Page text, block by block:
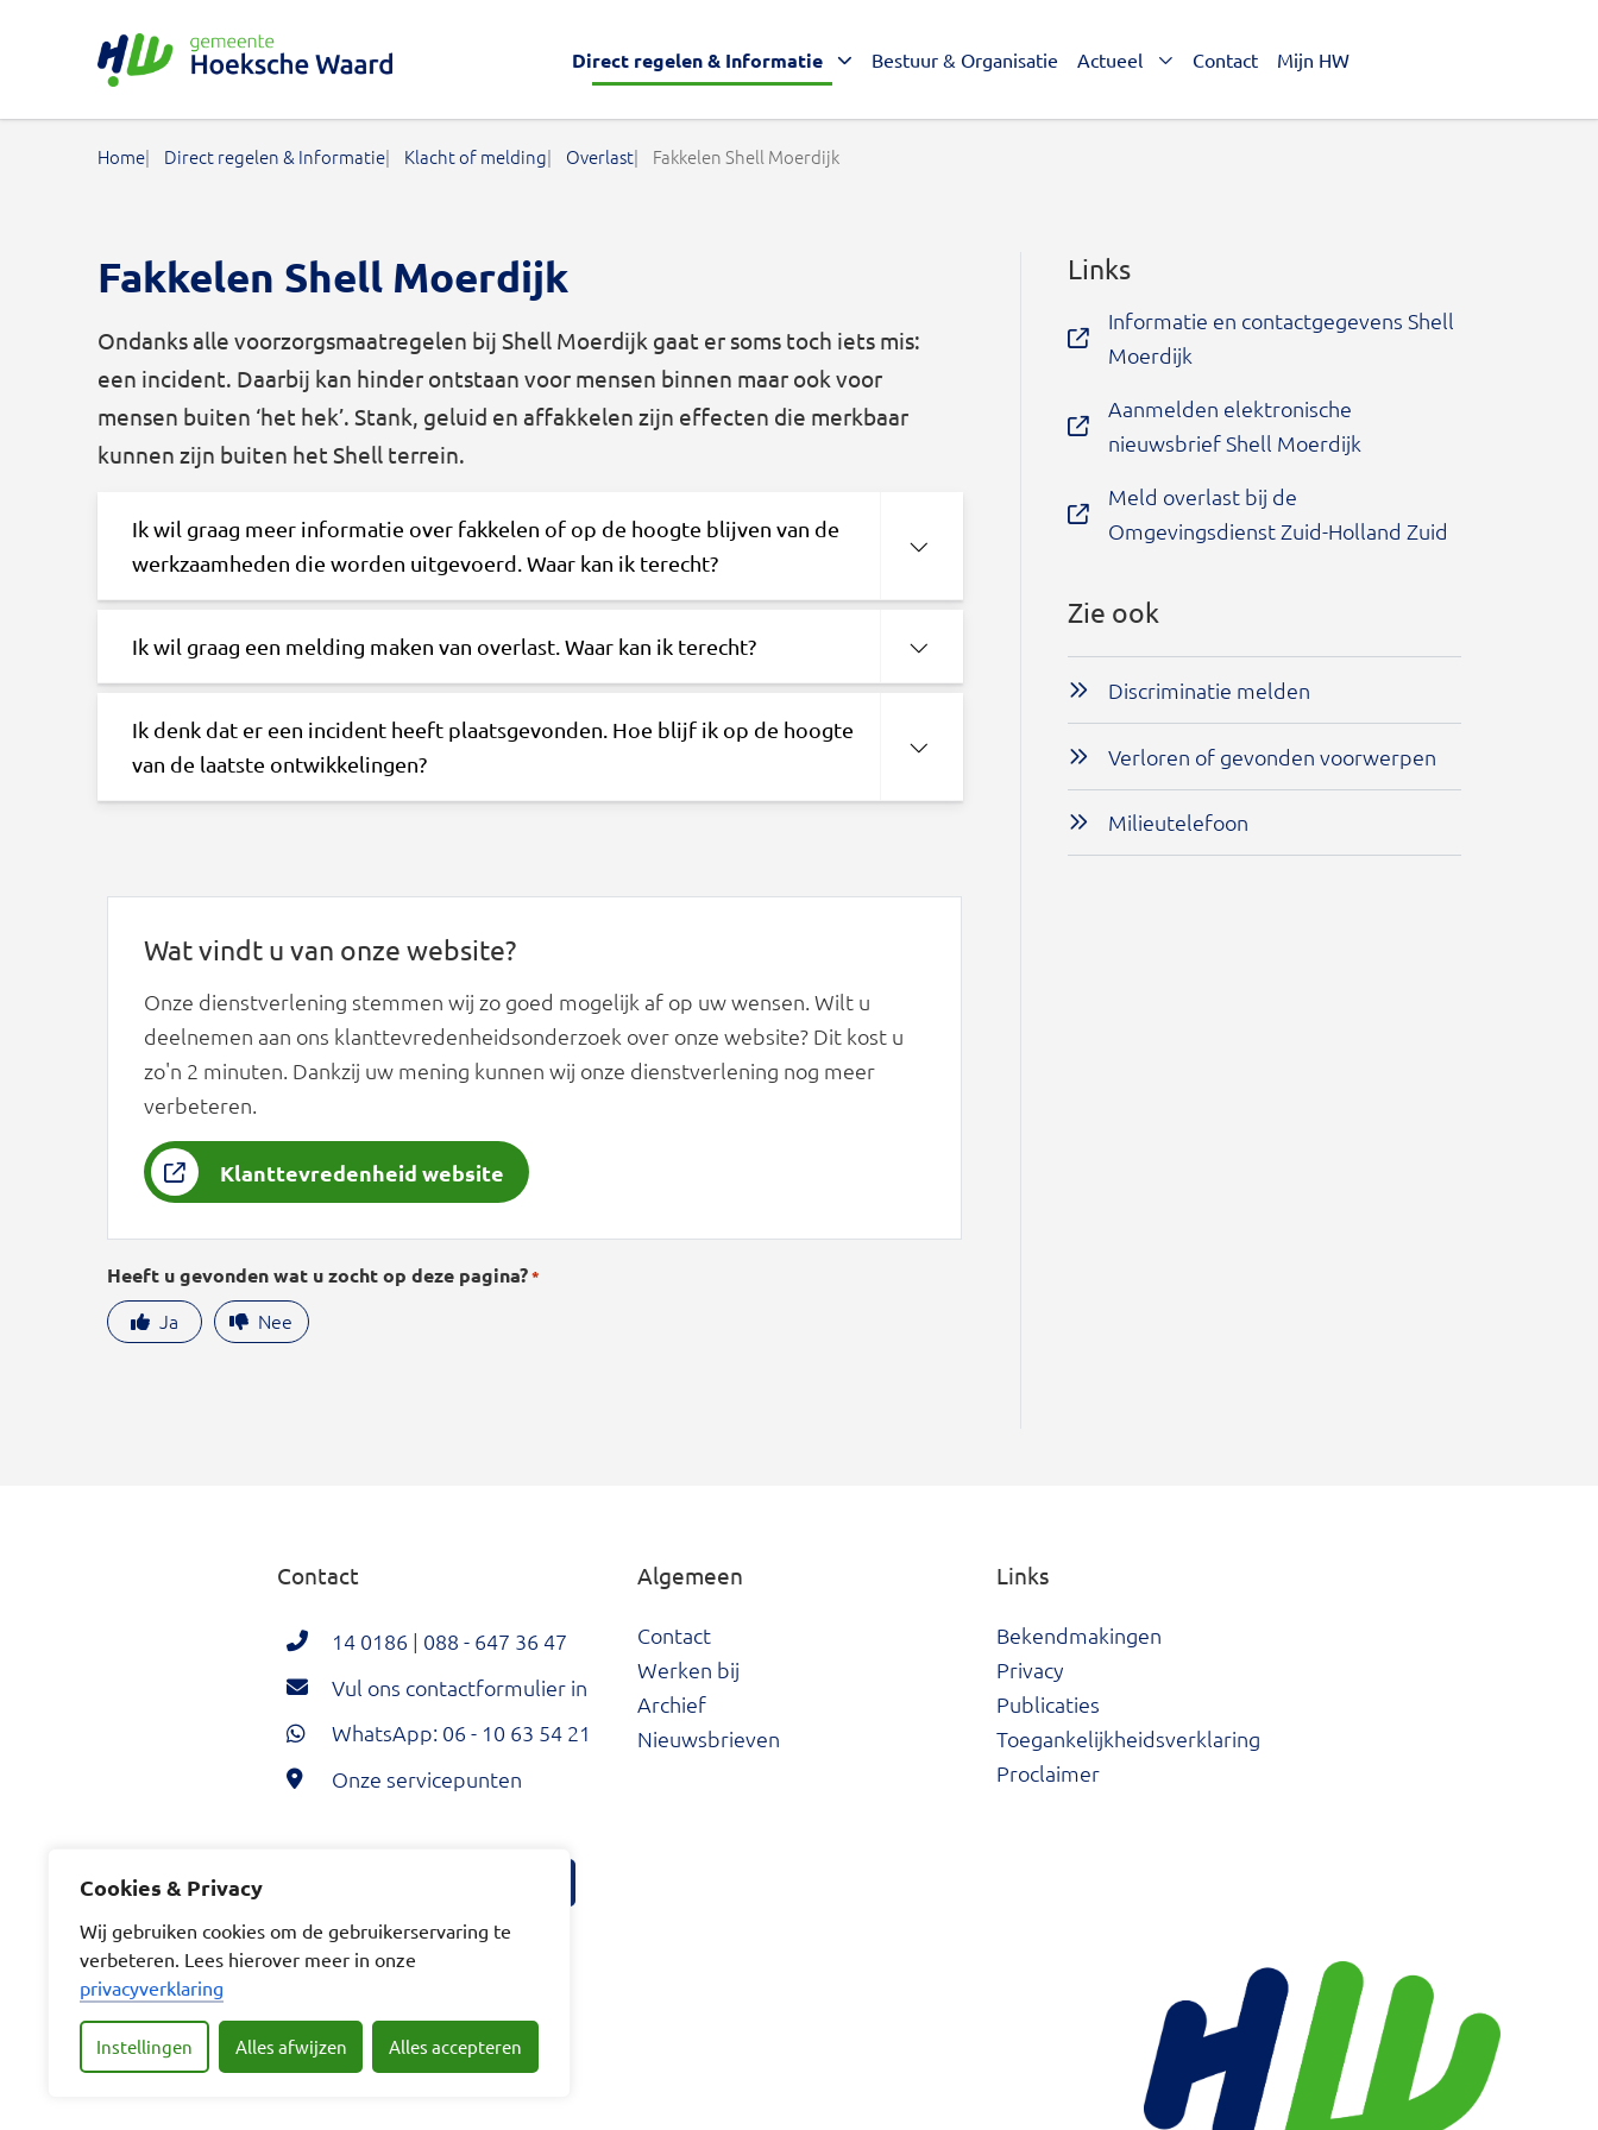
Cookies & Privacy
Wij gebruiken cookies om de gebruikerservaring te
verbeteren. Lees hierover meer in onze
privacyverklaring
Instellingen Alles afwijzen Alles accepteren
Direct regelen & Informatie Bestuur & Organisatie Actueel Contact Mijn HW
Home Direct regelen & Informatie Klacht of melding Overlast Fakkelen Shell Moerdijk
Fakkelen Shell Moerdijk
Ondanks alle voorzorgsmaatregelen bij Shell Moerdijk gaat er soms toch iets mis:
een incident. Daarbij kan hinder ontstaan voor mensen binnen maar ook voor
mensen buiten ‘het hek’. Stank, geluid en affakkelen zijn effecten die merkbaar
kunnen zijn buiten het Shell terrein.
Ik wil graag meer informatie over fakkelen of op de hoogte blijven van de
werkzaamheden die worden uitgevoerd. Waar kan ik terecht?
Ik wil graag een melding maken van overlast. Waar kan ik terecht?
Ik denk dat er een incident heeft plaatsgevonden. Hoe blijf ik op de hoogte
van de laatste ontwikkelingen?
Wat vindt u van onze website?
Onze dienstverlening stemmen wij zo goed mogelijk af op uw wensen. Wilt u
deelnemen aan ons klanttevredenheidsonderzoek over onze website? Dit kost u
zo'n 2 minuten. Dankzij uw mening kunnen wij onze dienstverlening nog meer
verbeteren.
Klanttevredenheid website
Heeft u gevonden wat u zocht op deze pagina?*
Ja Nee
Links
Informatie en contactgegevens Shell
Moerdijk
Aanmelden elektronische
nieuwsbrief Shell Moerdijk
Meld overlast bij de
Omgevingsdienst Zuid-Holland Zuid
Zie ook
Discriminatie melden
Verloren of gevonden voorwerpen
Milieutelefoon
Contact
14 0186 | 088 - 647 36 47
Vul ons contactformulier in
WhatsApp: 06 - 10 63 54 21
Onze servicepunten
Algemeen
Contact
Werken bij
Archief
Nieuwsbrieven
Links
Bekendmakingen
Privacy
Publicaties
Toegankelijkheidsverklaring
Proclaimer